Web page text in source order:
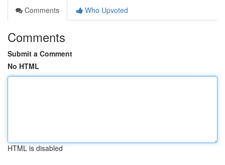
Comments
Who Upvoted
Comments
Submit a Comment
No HTML
HTML is disabled